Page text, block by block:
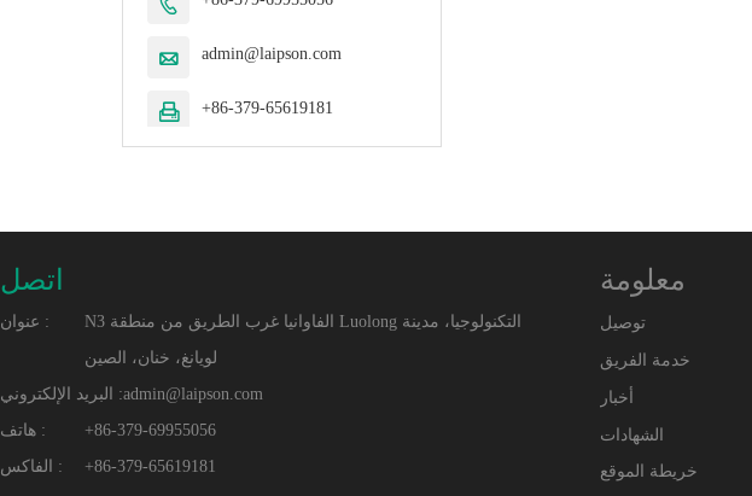

 admin@laipson.com
 +86-379-65619181
اتصل
عنوان :
N3 الفاوانيا غرب الطريق من منطقة Luolong التكنولوجيا، مدينة
لويانغ، خنان، الصين
البريد الإلكتروني :admin@laipson.com
هاتف :
+86-379-69955056
الفاكس :
+86-379-65619181
معلومة
توصيل
خدمة الفريق
أخبار
الشهادات
خريطة الموقع